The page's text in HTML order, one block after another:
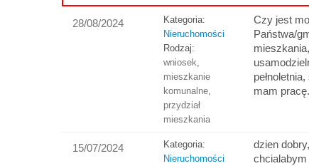
28/08/2024
Kategoria:
Nieruchomości
Rodzaj:
wniosek,
mieszkanie
komunalne,
przydział
mieszkania
Czy jest
Państwa/
mam
15/07/2024
Kategoria:
Nieruchomości
dzien dobry,